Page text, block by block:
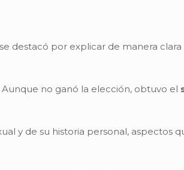
por explicar de manera clara
no ganó la elección, obtuvo el
y de su historia personal, aspectos